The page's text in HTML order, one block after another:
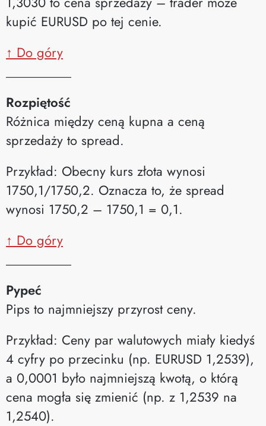
kupić EURUSD po tej cenie.
↑ Do góry
Rozpiętość
Różnica między ceną kupna a ceną
sprzedaży to spread.
Przykład: Obecny kurs złota wynosi
1750,1/1750,2. Oznacza to, że spread
wynosi 1750,2 – 1750,1 = 0,1.
↑ Do góry
Pypeć
Pips to najmniejszy przyrost ceny.
Przykład: Ceny par walutowych miały kiedyś
4 cyfry po przecinku (np. EURUSD 1,2539),
a 0,0001 było najmniejszą kwotą, o którą
cena mogła się zmienić (np. z 1,2539 na
1,2540).